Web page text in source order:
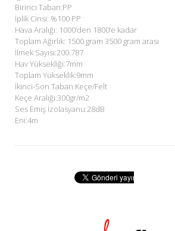
Birinci Taban:PP
İplik Cinsi: %100 PP
Hava Aralığı: 1000’den 1800’e kadar
Toplam Ağırlık: 1500 gram 3500 gram arası
İlmek Sayısı:200.787
Hav Yüksekliği:7mm
Toplam Yükseklik:9mm
İkinci-Son Taban:Keçe/Felt
Keçe Aralığı:300gr/m2
Ses Emiş İzolasyanu:28dB
Eni:4m